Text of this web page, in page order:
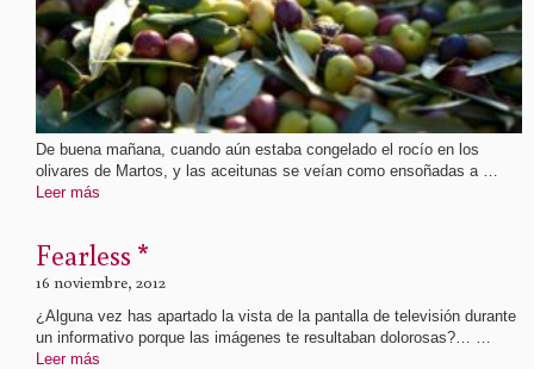
De buena mañana, cuando aún estaba congelado el rocío en los
olivares de Martos, y las aceitunas se veían como ensoñadas a …
Leer más
Fearless *
16 noviembre, 2012
¿Alguna vez has apartado la vista de la pantalla de televisión durante
un informativo porque las imágenes te resultaban dolorosas?… …
Leer más